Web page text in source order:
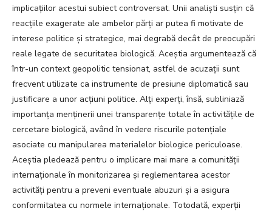
implicațiilor acestui subiect controversat. Unii analiști susțin că
reacțiile exagerate ale ambelor părți ar putea fi motivate de
interese politice și strategice, mai degrabă decât de preocupări
reale legate de securitatea biologică. Aceștia argumentează că
într-un context geopolitic tensionat, astfel de acuzații sunt
frecvent utilizate ca instrumente de presiune diplomatică sau
justificare a unor acțiuni politice. Alți experți, însă, subliniază
importanța menținerii unei transparențe totale în activitățile de
cercetare biologică, având în vedere riscurile potențiale
asociate cu manipularea materialelor biologice periculoase.
Aceștia pledează pentru o implicare mai mare a comunității
internaționale în monitorizarea și reglementarea acestor
activități pentru a preveni eventuale abuzuri și a asigura
conformitatea cu normele internaționale. Totodată, experții